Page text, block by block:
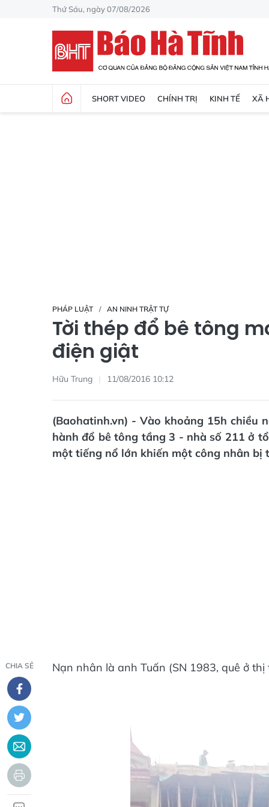
Thứ Sáu, ngày 07/08/2026
SHORT VIDEO CHÍNH TRỊ KINH TẾ XÃ
PHÁP LUẬT AN NINH TRẬT TỰ
Tời thép đổ bê tông
điện giật
Hữu Trung 11/08/2016 10:12
(Baohatinh.vn) - Vào khoảng 15h chiều
hành đổ bê tông tầng 3 - nhà số 211 ở
một tiếng nổ lớn khiến một công nhân bị
CHIA SẺ Nạn nhân là anh Tuấn (SN 1983, quê ở